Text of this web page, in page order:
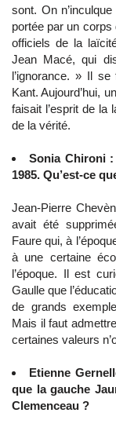
sont. On
portée par un
officiels de la
Jean Macé, qui
l’ignorance. » Il
Kant. Aujourd’hui,
faisait l’esprit de la
de la vérité.
Sonia Chironi :
1985. Qu’est-ce
Jean-Pierre
avait été
Faure qui, à
à une certaine
l’époque. Il est
Gaulle que
de grands
Mais il faut
certaines valeurs
Etienne
que la gauche
Clemenceau ?